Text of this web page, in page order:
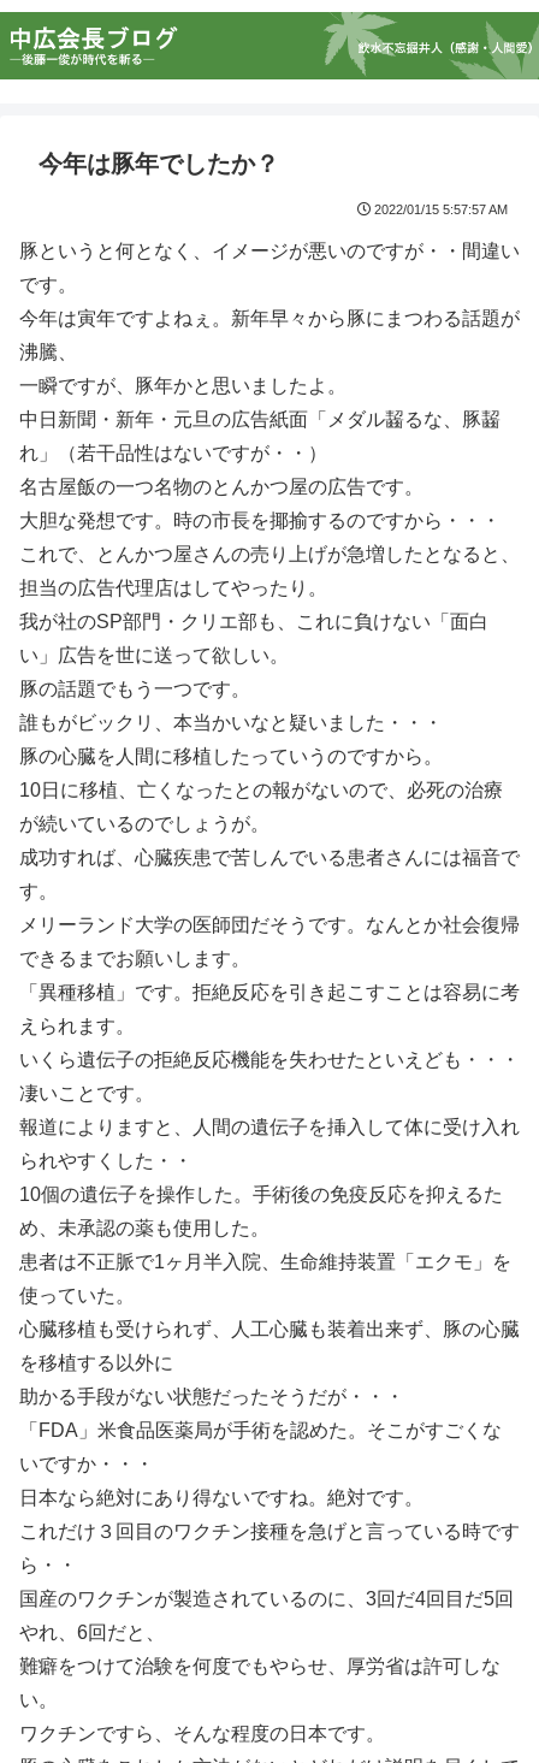
今年は豚年でしたか？
2022/01/15 5:57:57 AM
豚というと何となく、イメージが悪いのですが・・間違い
です。
今年は寅年ですよねぇ。新年早々から豚にまつわる話題が
沸騰、
一瞬ですが、豚年かと思いましたよ。
中日新聞・新年・元旦の広告紙面「メダル齧るな、豚齧
れ」（若干品性はないですが・・）
名古屋飯の一つ名物のとんかつ屋の広告です。
大胆な発想です。時の市長を揶揄するのですから・・・
これで、とんかつ屋さんの売り上げが急増したとなると、
担当の広告代理店はしてやったり。
我が社のSP部門・クリエ部も、これに負けない「面白
い」広告を世に送って欲しい。
豚の話題でもう一つです。
誰もがビックリ、本当かいなと疑いました・・・
豚の心臓を人間に移植したっていうのですから。
10日に移植、亡くなったとの報がないので、必死の治療
が続いているのでしょうが。
成功すれば、心臓疾患で苦しんでいる患者さんには福音で
す。
メリーランド大学の医師団だそうです。なんとか社会復帰
できるまでお願いします。
「異種移植」です。拒絶反応を引き起こすことは容易に考
えられます。
いくら遺伝子の拒絶反応機能を失わせたといえども・・・
凄いことです。
報道によりますと、人間の遺伝子を挿入して体に受け入れ
られやすくした・・
10個の遺伝子を操作した。手術後の免疫反応を抑えるた
め、未承認の薬も使用した。
患者は不正脈で1ヶ月半入院、生命維持装置「エクモ」を
使っていた。
心臓移植も受けられず、人工心臓も装着出来ず、豚の心臓
を移植する以外に
助かる手段がない状態だったそうだが・・・
「FDA」米食品医薬局が手術を認めた。そこがすごくな
いですか・・・
日本なら絶対にあり得ないですね。絶対です。
これだけ３回目のワクチン接種を急げと言っている時です
ら・・
国産のワクチンが製造されているのに、3回だ4回目だ5回
やれ、6回だと、
難癖をつけて治験を何度でもやらせ、厚労省は許可しな
い。
ワクチンですら、そんな程度の日本です。